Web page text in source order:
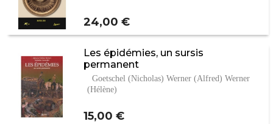
Prix
24,00 €
Les épidémies, un sursis
permanent
Goetschel (Nicholas) Werner (Alfred) Werner
(Hélène)
Prix
15,00 €